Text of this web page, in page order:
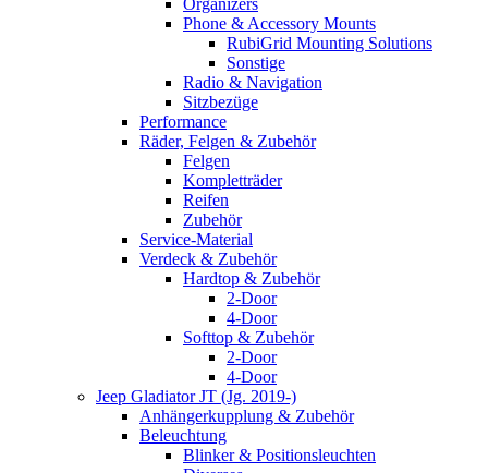
Phone & Accessory Mounts
RubiGrid Mounting Solutions
Sonstige
Radio & Navigation
Sitzbezüge
Performance
Räder, Felgen & Zubehör
Felgen
Kompletträder
Reifen
Zubehör
Service-Material
Verdeck & Zubehör
Hardtop & Zubehör
2-Door
4-Door
Softtop & Zubehör
2-Door
4-Door
Jeep Gladiator JT (Jg. 2019-)
Anhängerkupplung & Zubehör
Beleuchtung
Blinker & Positionsleuchten